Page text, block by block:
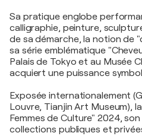
Sa pratique englobe
calligraphie, peinture,
de sa démarche, la notion de
sa série emblématique
Palais de Tokyo et au Musée
acquiert une puissance
Exposée internationalement
Louvre, Tianjin Art Museum),
Femmes de Culture" 2024,
collections publiques et